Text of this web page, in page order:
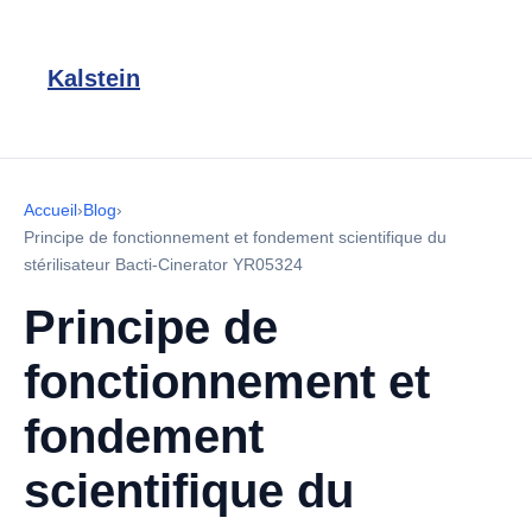
Kalstein
Accueil›Blog›
Principe de fonctionnement et fondement scientifique du
stérilisateur Bacti-Cinerator YR05324
Principe de
fonctionnement et
fondement
scientifique du